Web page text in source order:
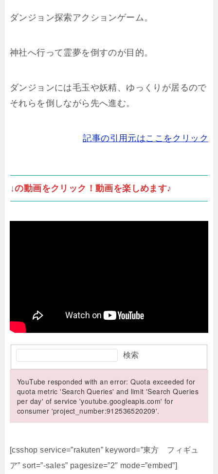
ダンジョン探索アクションゲーム。
神社へ行って霊夢を倒すのが目的。
ダンジョンには毛玉や妖精、ゆっくりが居るので
それらを倒しながら先へ進む。
記事の引用元はここをクリック
↓の動画をクリック！動画を楽しめます♪
検索
YouTube responded with an error: Quota exceeded for
quota metric 'Search Queries' and limit 'Search Queries
per day' of service 'youtube.googleapis.com' for
consumer 'project_number:912536520209'.
[csshop service=”rakuten” keyword=”東方 フィギュ
ア” sort=”-sales” pagesize=”2″ mode=”embed”]